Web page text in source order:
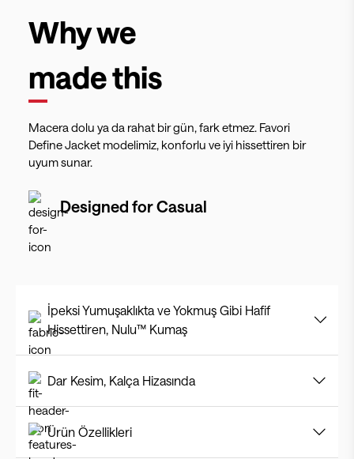
Why we
made this
Macera dolu ya da rahat bir gün, fark etmez. Favori
Define Jacket modelimiz, konforlu ve iyi hissettiren bir
uyum sunar.
Designed forCasual
İpeksi Yumuşaklıkta ve Yokmuş Gibi Hafif
Hissettiren, Nulu™ Kumaş
Dar Kesim, Kalça Hizasında
Ürün Özellikleri